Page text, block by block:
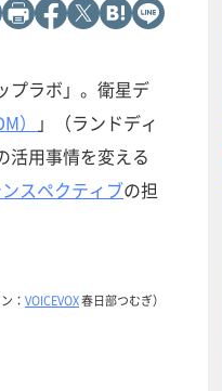
プラボ」。衛星デ
）
」（ランドディ
活用事情を変える
スペクティブの担
： VOICEVOX春日部つむぎ）